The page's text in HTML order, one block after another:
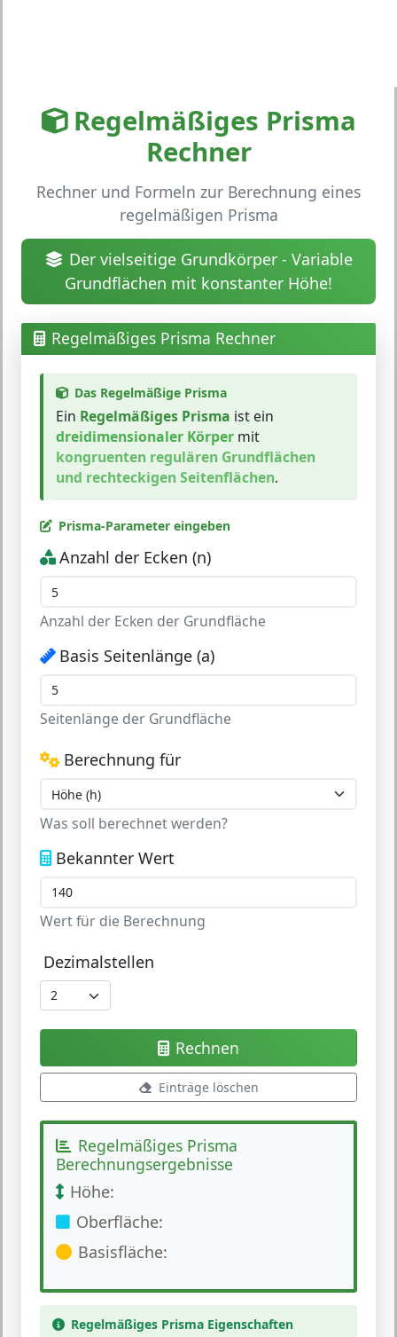
Regelmäßiges Prisma
Rechner
Rechner und Formeln zur Berechnung eines
regelmäßigen Prisma
Der vielseitige Grundkörper - Variable
Grundflächen mit konstanter Höhe!
Regelmäßiges Prisma Rechner
Das Regelmäßige Prisma
Ein Regelmäßiges Prisma ist ein
dreidimensionaler Körper mit
kongruenten regulären Grundflächen
und rechteckigen Seitenflächen.
Prisma-Parameter eingeben
Anzahl der Ecken (n)
Anzahl der Ecken der Grundfläche
Basis Seitenlänge (a)
Seitenlänge der Grundfläche
Berechnung für
Was soll berechnet werden?
Bekannter Wert
Wert für die Berechnung
Dezimalstellen
Rechnen
Einträge löschen
Regelmäßiges Prisma
Berechnungsergebnisse
Höhe:
Oberfläche:
Basisfläche:
Regelmäßiges Prisma Eigenschaften